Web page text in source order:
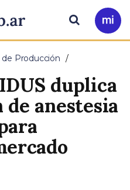
Ir
a
Buscar
de Producción
duplica
anestesia